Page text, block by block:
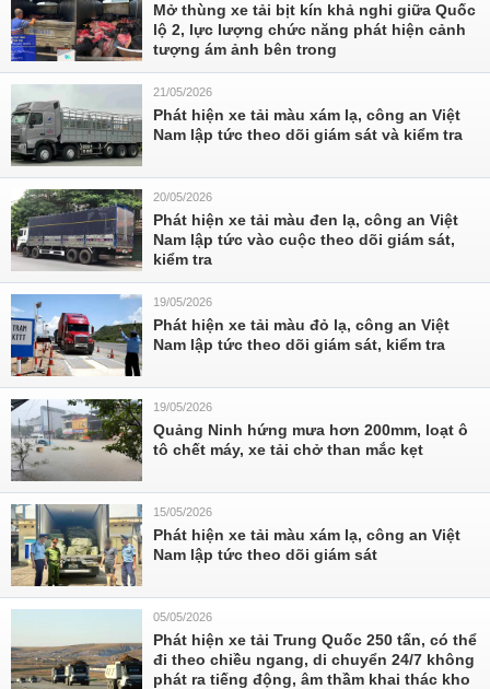
Mở thùng xe tải bịt kín khả nghi giữa Quốc
lộ 2, lực lượng chức năng phát hiện cảnh
tượng ám ảnh bên trong
21/05/2026
Phát hiện xe tải màu xám lạ, công an Việt
Nam lập tức theo dõi giám sát và kiểm tra
20/05/2026
Phát hiện xe tải màu đen lạ, công an Việt
Nam lập tức vào cuộc theo dõi giám sát,
kiểm tra
19/05/2026
Phát hiện xe tải màu đỏ lạ, công an Việt
Nam lập tức theo dõi giám sát, kiểm tra
19/05/2026
Quảng Ninh hứng mưa hơn 200mm, loạt ô
tô chết máy, xe tải chở than mắc kẹt
15/05/2026
Phát hiện xe tải màu xám lạ, công an Việt
Nam lập tức theo dõi giám sát
05/05/2026
Phát hiện xe tải Trung Quốc 250 tấn, có thể
đi theo chiều ngang, di chuyển 24/7 không
phát ra tiếng động, âm thầm khai thác kho